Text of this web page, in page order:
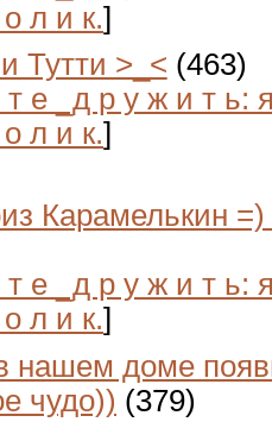
л и к.]
Тутти >_< (463)
е _д р у ж и т ь:
л и к.]
Карамелькин =)
е _д р у ж и т ь:
л и к.]
нашем доме
чудо)) (379)